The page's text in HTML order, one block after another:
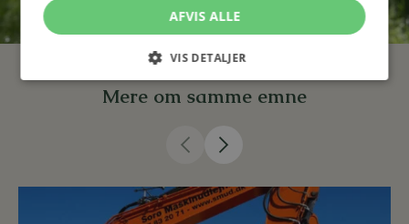
Mere om samme emne
AFVIS ALLE
VIS DETALJER